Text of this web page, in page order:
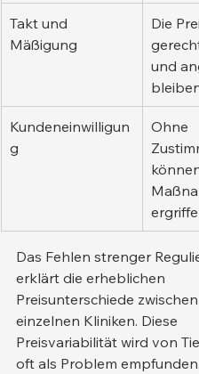
Takt und
Mäßigung
Die
und
Kundeneinwilligun
g
Ohne
Das Fehlen strenger
erklärt die erheblichen
Preisunterschiede
einzelnen Kliniken. Diese
Preisvariabilität wird von
oft als Problem